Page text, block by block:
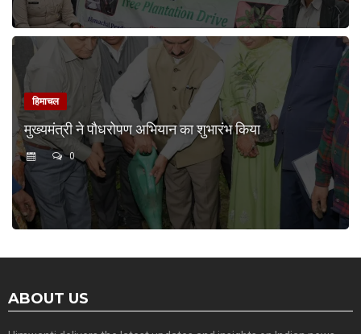
हिमाचल
मुख्यमंत्री ने पौधरोपण अभियान का शुभारंभ किया
0
ABOUT US